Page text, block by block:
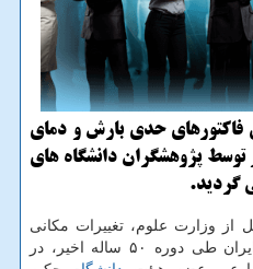
فاكتورهای حدی بارش و دمای
50 ساله اخیر توسط پژوهشگران دانشگاه های
گردید.
از وزارت علوم، تغییرات مکانی
فاکتورهای حدی بارش و دمای ایران طی دوره ۵۰ ساله اخیر، در